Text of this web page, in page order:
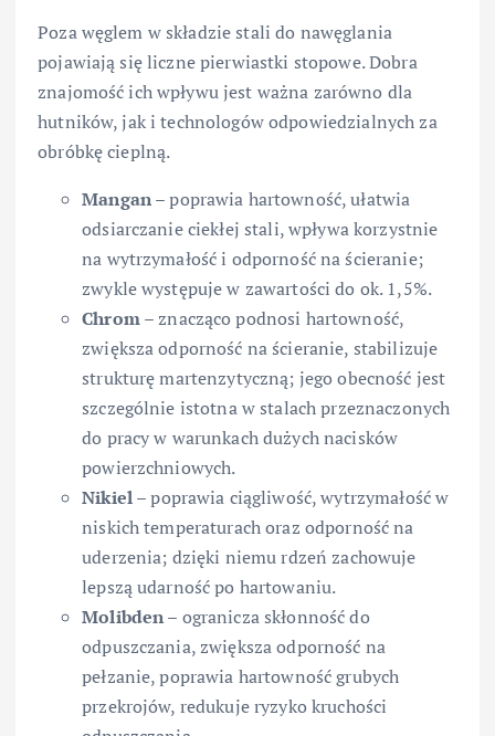
Poza węglem w składzie stali do nawęglania
pojawiają się liczne pierwiastki stopowe. Dobra
znajomość ich wpływu jest ważna zarówno dla
hutników, jak i technologów odpowiedzialnych za
obróbkę cieplną.
Mangan– poprawia hartowność, ułatwia
odsiarczanie ciekłej stali, wpływa korzystnie
na wytrzymałość i odporność na ścieranie;
zwykle występuje w zawartości do ok. 1,5%.
Chrom– znacząco podnosi hartowność,
zwiększa odporność na ścieranie, stabilizuje
strukturę martenzytyczną; jego obecność jest
szczególnie istotna w stalach przeznaczonych
do pracy w warunkach dużych nacisków
powierzchniowych.
Nikiel– poprawia ciągliwość, wytrzymałość w
niskich temperaturach oraz odporność na
uderzenia; dzięki niemu rdzeń zachowuje
lepszą udarność po hartowaniu.
Molibden– ogranicza skłonność do
odpuszczania, zwiększa odporność na
pełzanie, poprawia hartowność grubych
przekrojów, redukuje ryzyko kruchości